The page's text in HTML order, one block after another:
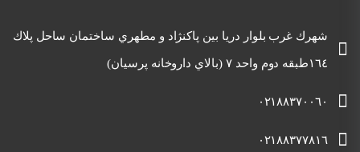
شهرك غرب بلوار دريا بين پاكنژاد و مطهري ساختمان ساحل پلاك
١٦٤طبقه دوم واحد ٧ (بالاي داروخانه پرسيان)
٠٢١٨٨٣٧٠٠٦٠
٠٢١٨٨٣٧٧٨١٦